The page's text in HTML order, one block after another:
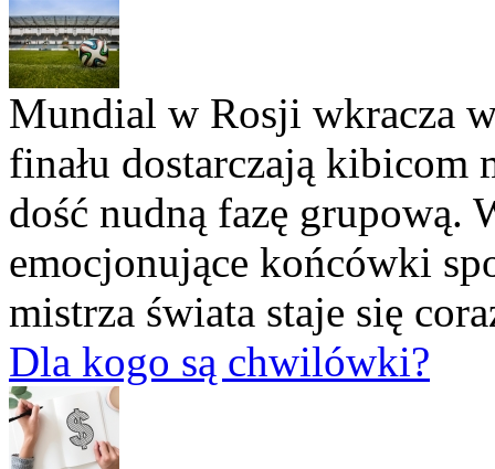
Mundial w Rosji wkracza
finału dostarczają kibicom
dość nudną fazę
emocjonujące końcówki
mistrza świata staje się
Dla kogo są chwilówki?